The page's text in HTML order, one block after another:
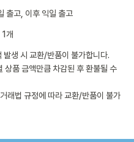
출고, 이후 익일 출고
개
발생 시 교환/반품이 불가합니다.
상품 금액만큼 차감된 후 환불될 수
래법 규정에 따라 교환/반품이 불가